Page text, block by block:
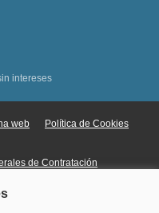
intereses
web Política de Cookies
de Contratación